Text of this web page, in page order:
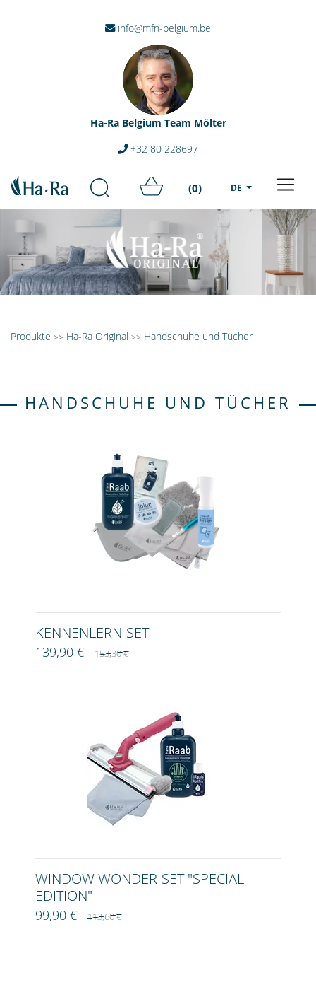
info@mfn-belgium.be
Ha-Ra Belgium Team Mölter
+32 80 228697
(0) DE
Produkte >> Ha-Ra Original >> Handschuhe und Tücher
HANDSCHUHE UND TÜCHER
KENNENLERN-SET
139,90 €153,30 €
WINDOW WONDER-SET "SPECIAL
EDITION"
99,90 €113,60 €